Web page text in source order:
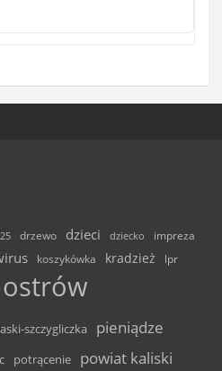
drzewo dzieci dziecko
impreza
koszykówka kradzież lpr
ostrów
szczygliczka pieniądze
potrącenie powiat kaliski